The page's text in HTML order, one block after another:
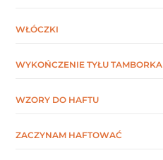
WŁÓCZKI
WYKOŃCZENIE TYŁU TAMBORKA
WZORY DO HAFTU
ZACZYNAM HAFTOWAĆ